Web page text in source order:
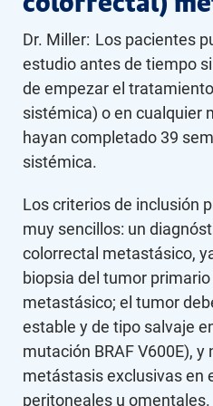
Dr. Miller: Los pacientes
estudio antes de tiempo
de empezar el
sistémica) o en cualquier
hayan completado 39
sistémica.
Los criterios de inclusión
muy sencillos: un
colorrectal metastásico,
biopsia del tumor
metastásico; el tumor
estable y de tipo salvaje
mutación BRAF V600E), y
metástasis exclusivas en
peritoneales u omentales.